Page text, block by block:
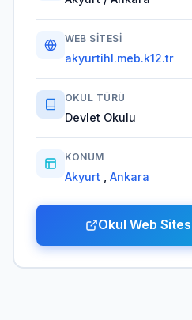
WEB SITESI
akyurtihl.meb.k12.tr
OKUL TÜRÜ
Devlet Okulu
KONUM
Akyurt Ankara
Okul Web